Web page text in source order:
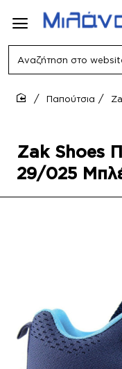
Αναζήτηση
website...
Zak Shoes
29/025
Παπούτσια